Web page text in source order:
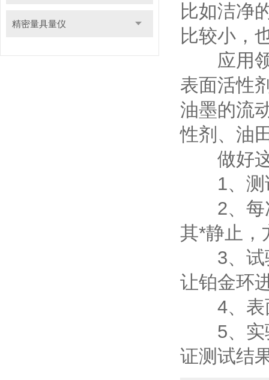
精密量具量仪
比如洁净
比较小，
应用领
表面活性
油墨的流
性剂、油
做好这
1、测试
2、每次
其*静止，
3、试验
让铂金环
4、表面
5、实验
证测试结